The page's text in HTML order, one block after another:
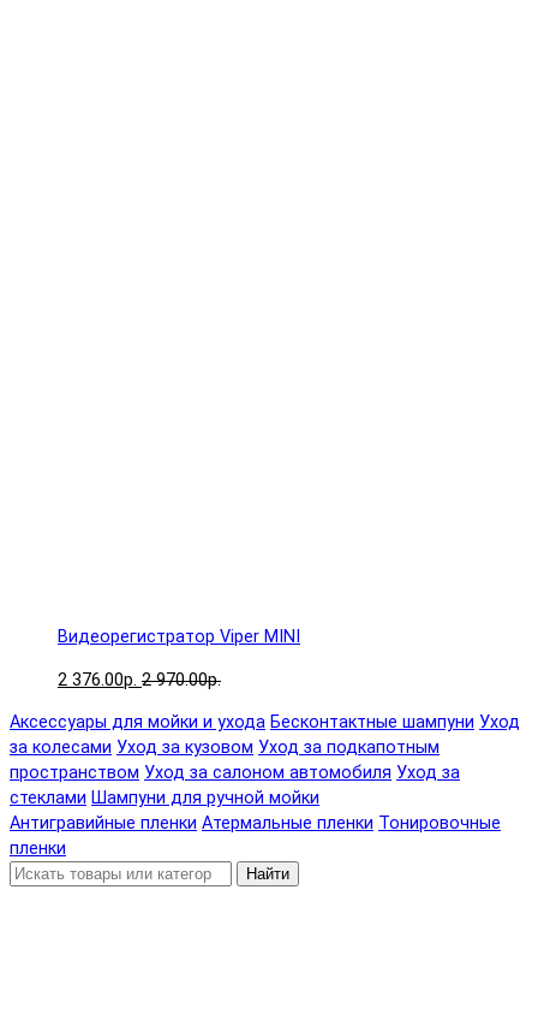
Видеорегистратор Viper MINI
2 376.00р. 2 970.00р.
Аксессуары для мойки и ухода Бесконтактные шампуни Уход
за колесами Уход за кузовом Уход за подкапотным
пространством Уход за салоном автомобиля Уход за
стеклами Шампуни для ручной мойки
Антигравийные пленки Атермальные пленки Тонировочные
пленки
Найти